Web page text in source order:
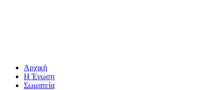
Αρχική
Η Ένωση
Σωματεία